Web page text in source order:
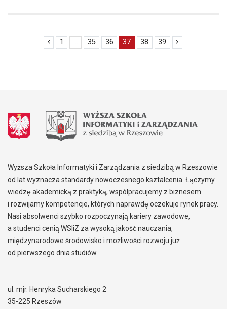
1 ... 35 36 37 38 39
Wyższa Szkoła Informatyki i Zarządzania z siedzibą w Rzeszowie
od lat wyznacza standardy nowoczesnego kształcenia. Łączymy
wiedzę akademicką z praktyką, współpracujemy z biznesem
i rozwijamy kompetencje, których naprawdę oczekuje rynek pracy.
Nasi absolwenci szybko rozpoczynają kariery zawodowe,
a studenci cenią WSIiZ za wysoką jakość nauczania,
międzynarodowe środowisko i możliwości rozwoju już
od pierwszego dnia studiów.
ul. mjr. Henryka Sucharskiego 2
35-225 Rzeszów